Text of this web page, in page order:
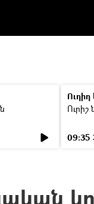
Ուրիշ
09:35